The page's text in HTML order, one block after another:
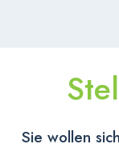
Sie wollen